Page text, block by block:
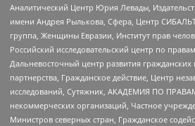
Аналитический Центр Юрия Левады,
имени Андрея Рылькова, Сфера, Центр
группа, Женщины Евразии, Институт прав
Российский исследовательский центр по
Дальневосточный центр развития
партнерства, Гражданское действие, Центр
исследований, Сутяжник, АКАДЕМИЯ ПО
некоммерческих организаций, Частное
Министров северных стран, Гражданское